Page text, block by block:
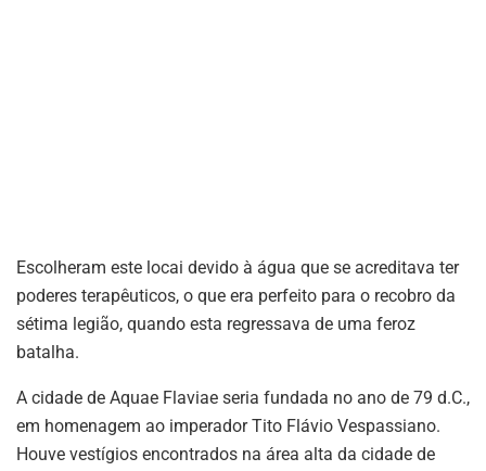
Escolheram este locai devido à água que se acreditava ter
poderes terapêuticos, o que era perfeito para o recobro da
sétima legião, quando esta regressava de uma feroz
batalha.
A cidade de Aquae Flaviae seria fundada no ano de 79 d.C.,
em homenagem ao imperador Tito Flávio Vespassiano.
Houve vestígios encontrados na área alta da cidade de